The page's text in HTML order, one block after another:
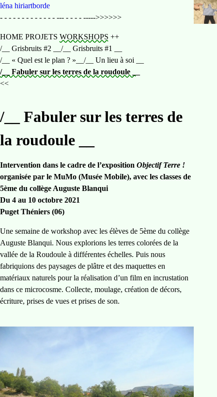
léna hiriartborde
- - - - - - - - - - - - - --- - - - - ----->>>>>>
HOME PROJETS WORKSHOPS ++
/__ Grisbruits #2 __ /__ Grisbruits #1 __
/__ « Quel est le plan ? »__ /__ Un lieu à soi __
/__ Fabuler sur les terres de la roudoule __
Home
précédent
<<
/__ Fabuler sur les terres de
la roudoule __
Intervention dans le cadre de l’exposition Objectif Terre !
organisée par le MuMo (Musée Mobile), avec les classes de
5ème du collège Auguste Blanqui
Du 4 au 10 octobre 2021
Puget Théniers (06)
Une semaine de workshop avec les élèves de 5ème du collège
Auguste Blanqui. Nous explorions les terres colorées de la
vallée de la Roudoule à différentes échelles. Puis nous
fabriquions des paysages de plâtre et des maquettes en
matériaux naturels pour la réalisation d’un film en incrustation
dans ce microcosme. Collecte, moulage, création de décors,
écriture, prises de vues et prises de son.